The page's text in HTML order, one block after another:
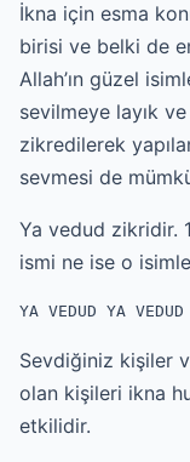
İkna için esma
birisi ve belki de
Allah’ın güzel
sevilmeye layık
zikredilerek
sevmesi de
Ya vedud zikridir.
ismi ne ise o
YA VEDUD YA
Sevdiğiniz kişiler
olan kişileri ikna
etkilidir.